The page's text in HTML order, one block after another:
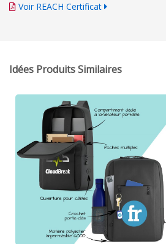
Voir REACH Certificat
Idées Produits Similaires